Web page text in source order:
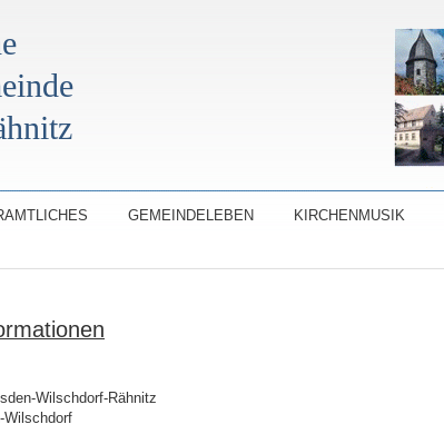
GEMEINDELEBEN KIRCHENMUSIK
Wilschdorf-Rähnitz
Wilschdorf